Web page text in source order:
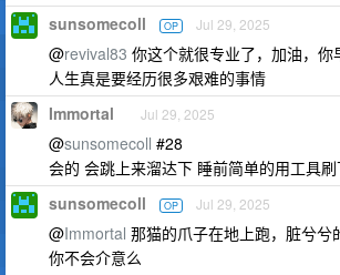
sunsomecoll OP Jul 29, 2025
@revival83 你这个就很专业了，加油，你
人生真是要经历很多艰难的事情
Immortal Jul 29, 2025
@sunsomecoll #28
会的 会跳上来溜达下 睡前简单的用工具
sunsomecoll OP Jul 29, 2025
@Immortal 那猫的爪子在地上跑，脏兮兮
你不会介意么